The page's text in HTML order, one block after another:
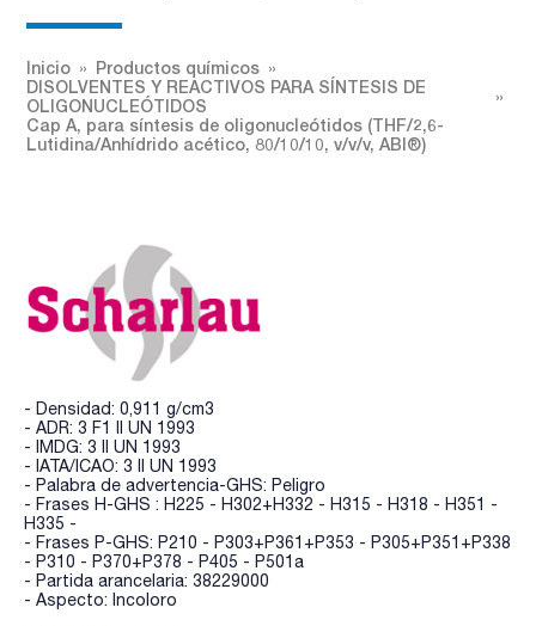
Inicio
Productos químicos
DISOLVENTES Y REACTIVOS PARA SÍNTESIS DE
OLIGONUCLEÓTIDOS
Cap A, para síntesis de oligonucleótidos (THF/2,6-
Lutidina/Anhídrido acético, 80/10/10, v/v/v, ABI®)
- Densidad: 0,911 g/cm3
- ADR: 3 F1 II UN 1993
- IMDG: 3 II UN 1993
- IATA/ICAO: 3 II UN 1993
- Palabra de advertencia-GHS: Peligro
- Frases H-GHS : H225 - H302+H332 - H315 - H318 - H351 -
H335 -
- Frases P-GHS: P210 - P303+P361+P353 - P305+P351+P338
- P310 - P370+P378 - P405 - P501a
- Partida arancelaria: 38229000
- Aspecto: Incoloro